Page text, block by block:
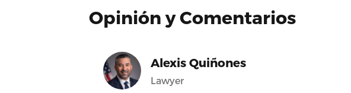
Opinión y Comentarios
Alexis Quiñones
Lawyer